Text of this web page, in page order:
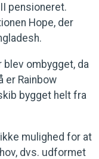
pensioneret.
Hope, der
blev ombygget, da
er Rainbow
bygget helt fra
mulighed for at
dvs. udformet